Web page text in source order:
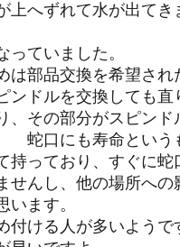
へずれて水が出て
ていました。
部品交換を希望され
ドルを交換しても直
その部分がスピンド
蛇口にも寿命という
っており、すぐに蛇
んし、他の場所へ
ます。
ける人が多いようで